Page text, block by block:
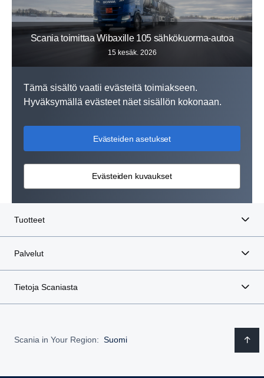
Scania toimittaa Wibaxille 105 sähkökuorma-autoa
15 kesäk. 2026
Tämä sisältö vaatii evästeitä toimiakseen.
Hyväksymällä evästeet näet sisällön kokonaan.
Evästeiden asetukset
Evästeiden kuvaukset
Tuotteet
Palvelut
Tietoja Scaniasta
Scania in Your Region: Suomi